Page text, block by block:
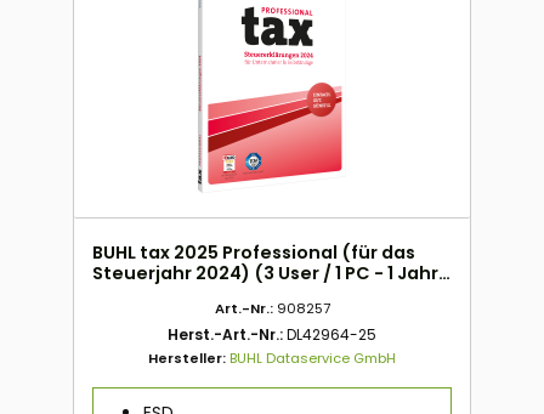
BUHL tax 2025 Professional (für das
Steuerjahr 2024) (3 User / 1 PC - 1 Jahr)
Art.-Nr.: 908257
Herst.-Art.-Nr.:DL42964-25
Hersteller:BUHL Dataservice GmbH